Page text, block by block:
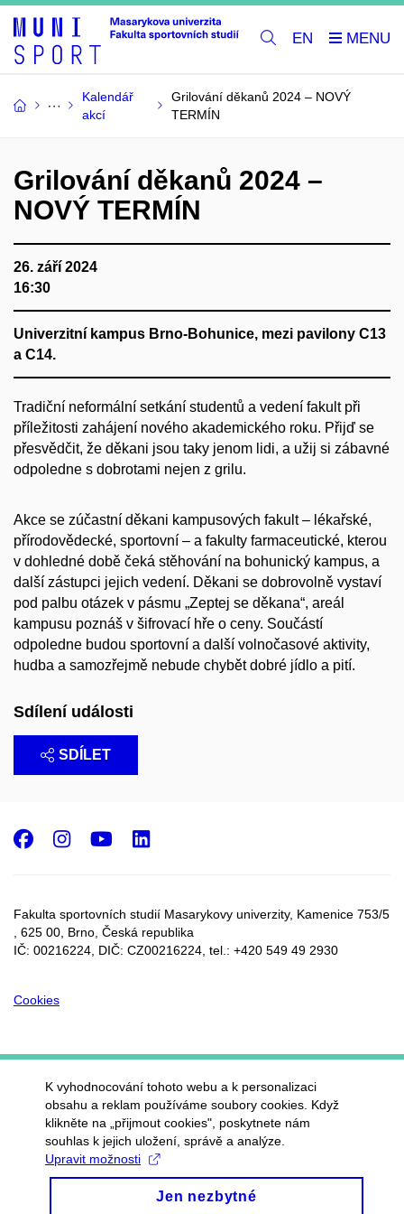
EN
Kalendář
akcí
Grilování děkanů 2024 – NOVÝ
TERMÍN
Grilování děkanů 2024 –
NOVÝ TERMÍN
26. září 2024
16:30
Univerzitní kampus Brno-Bohunice, mezi pavilony C13
a C14.
Tradiční neformální setkání studentů a vedení fakult při
příležitosti zahájení nového akademického roku. Přijď se
přesvědčit, že děkani jsou taky jenom lidi, a užij si zábavné
odpoledne s dobrotami nejen z grilu.
Akce se zúčastní děkani kampusových fakult – lékařské,
přírodovědecké, sportovní – a fakulty farmaceutické, kterou
v dohledné době čeká stěhování na bohunický kampus, a
další zástupci jejich vedení. Děkani se dobrovolně vystaví
pod palbu otázek v pásmu „Zeptej se děkana“, areál
kampusu poznáš v šifrovací hře o ceny. Součástí
odpoledne budou sportovní a další volnočasové aktivity,
hudba a samozřejmě nebude chybět dobré jídlo a pití.​
Sdílení události
SDÍLET
Fakulta sportovních studií Masarykovy univerzity, Kamenice 753/5​
, 625 00, Brno, Česká republika
IČ: 00216224, DIČ: CZ00216224, tel.: +420 549 49 2930
Cookies
Facebook
Instagram
Youtube
LinkedIn
K vyhodnocování tohoto webu a k personalizaci
obsahu a reklam používáme soubory cookies. Když
klikněte na „přijmout cookies", poskytnete nám
souhlas k jejich uložení, správě a analýze.
Upravit možnosti
Jen nezbytné